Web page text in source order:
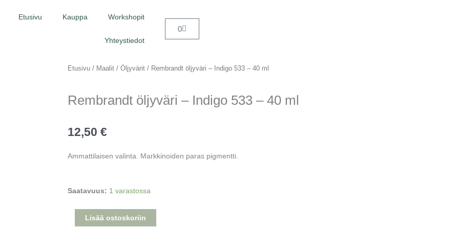
Etusivu Kauppa Workshopit
Yhteystiedot
0
Cart
Etusivu / Maalit / Öljyvärit / Rembrandt öljyväri – Indigo 533 – 40 ml
Rembrandt öljyväri – Indigo 533 – 40 ml
12,50 €
Ammattilaisen valinta. Markkinoiden paras pigmentti.
Saatavuus: 1 varastossa
Rembrandt
Indigo
Lisää ostoskoriin